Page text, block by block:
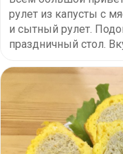
рулет из капусты с
и сытный рулет.
праздничный стол.